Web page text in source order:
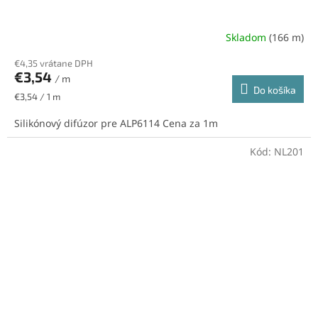
Skladom (166 m)
€4,35 vrátane DPH
€3,54 / m
Jednotková
€3,54 / 1 m
Do košíka
Silikónový difúzor pre ALP6114 Cena za 1m
Kód: NL201